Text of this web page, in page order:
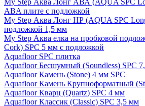
My Step Аква Лонг АВА (AQUA SPC
ABA плите с подложкой
My Step Аква Лонг НР (AQUA SPC
подложкой 1,5 мм
My Step Аква елка на пробковой
Cork) SPC 5 мм с подложкой
Aquafloor SPC плитка
Aquafloor Бесшумный (Soundless) SPC
Aquafloor Камень (Stone) 4 мм SPC
Aquafloor Камень Крупноформатный
Aquafloor Кварц (Quartz) SPC 4 мм
Aquafloor Классик (Classic) SPC 3,5 мм